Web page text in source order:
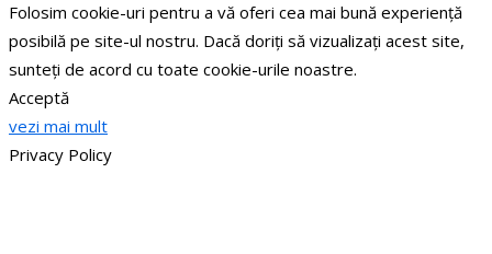
Folosim cookie-uri pentru a vă oferi cea mai bună experiență
posibilă pe site-ul nostru. Dacă doriți să vizualizați acest site,
sunteți de acord cu toate cookie-urile noastre.
Acceptă
vezi mai mult
Privacy Policy